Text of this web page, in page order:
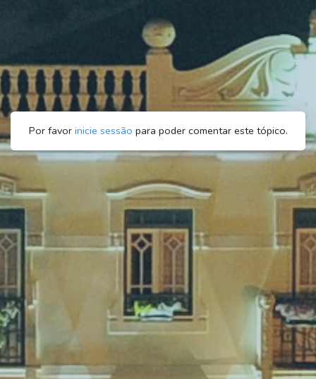
Por favor inicie sessão para poder comentar este tópico.